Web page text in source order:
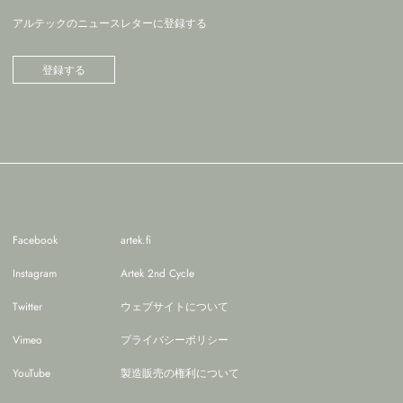
アルテックのニュースレターに登録する
登録する
Facebook
Instagram
Twitter
Vimeo
YouTube
artek.fi
Artek 2nd Cycle
ウェブサイトについて
プライバシーポリシー
製造販売の権利について